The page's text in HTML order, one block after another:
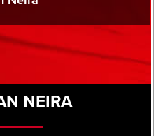
NEIRA